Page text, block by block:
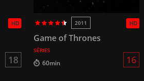
HD
18
HD
2011
Game of Thrones
SÉRIES
60min 16